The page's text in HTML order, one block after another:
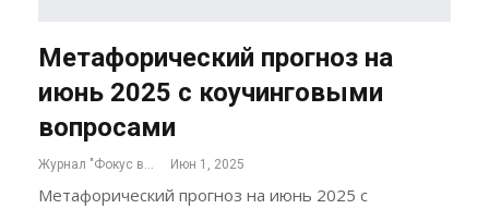
Метафорический прогноз на
июнь 2025 с коучинговыми
вопросами
Июн 1, 2025
Метафорический прогноз на июнь 2025 с